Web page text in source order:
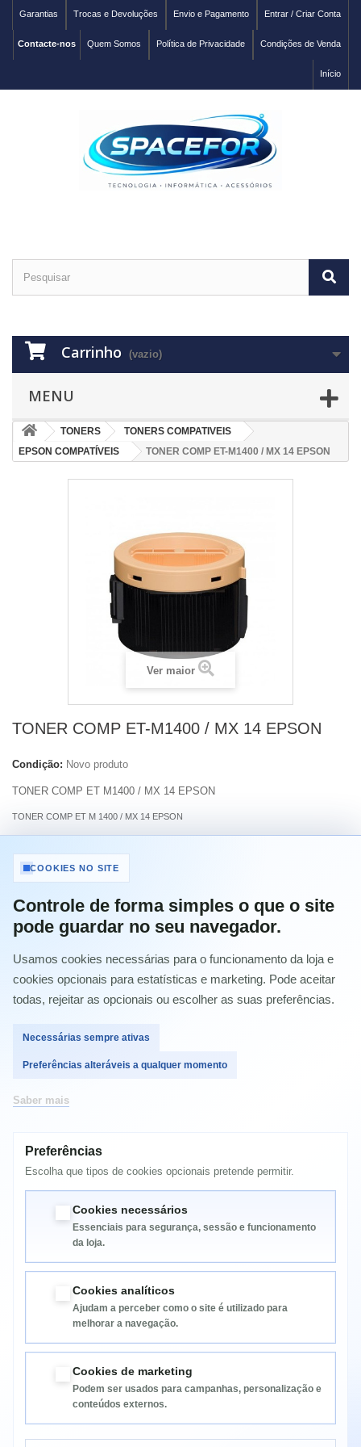
Entrar / Criar Conta
Envio e Pagamento
Trocas e Devoluções
Garantias
Condições de Venda
Política de Privacidade
Quem Somos
Contacte-nos
Início
Carrinho (vazio)
MENU
TONERS
TONERS COMPATIVEIS
EPSON COMPATÍVEIS
TONER COMP ET-M1400 / MX 14 EPSON
Ver maior
TONER COMP ET-M1400 / MX 14 EPSON
Condição: Novo produto
TONER COMP ET M1400 / MX 14 EPSON
TONER COMP ET M 1400 / MX 14 EPSON
Imprimir
5,23 €com IVA
Quantidade
MAIS INFORMAÇÃO
Informação
Categorias
COOKIES NO SITE
Controle de forma simples o que o site
pode guardar no seu navegador.
Usamos cookies necessárias para o funcionamento da loja e
cookies opcionais para estatísticas e marketing. Pode aceitar
todas, rejeitar as opcionais ou escolher as suas preferências.
Necessárias sempre ativas
Preferências alteráveis a qualquer momento
Saber mais
Preferências
Escolha que tipos de cookies opcionais pretende permitir.
Cookies necessários
Essenciais para segurança, sessão e funcionamento
da loja.
Cookies analíticos
Ajudam a perceber como o site é utilizado para
melhorar a navegação.
Cookies de marketing
Podem ser usados para campanhas, personalização e
conteúdos externos.